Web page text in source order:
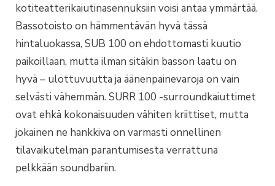
kotiteatterikaiutinasennuksiin voisi antaa ymmärtää.
Bassotoisto on hämmentävän hyvä tässä
hintaluokassa, SUB 100 on ehdottomasti kuutio
paikoillaan, mutta ilman sitäkin basson laatu on
hyvä – ulottuvuutta ja äänenpainevaroja on vain
selvästi vähemmän. SURR 100 -surroundkaiuttimet
ovat ehkä kokonaisuuden vähiten kriittiset, mutta
jokainen ne hankkiva on varmasti onnellinen
tilavaikutelman parantumisesta verrattuna
pelkkään soundbariin.